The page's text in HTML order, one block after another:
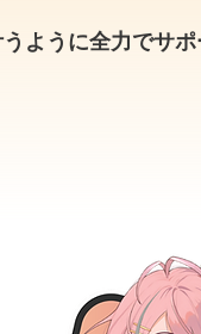
ように全力でサ